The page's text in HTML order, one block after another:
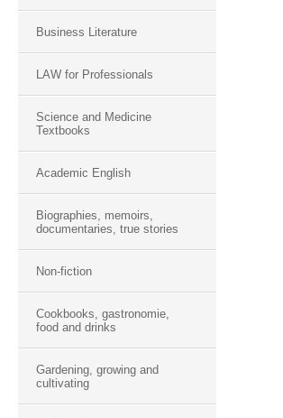
Business Literature
LAW for Professionals
Science and Medicine
Textbooks
Academic English
Biographies, memoirs,
documentaries, true stories
Non-fiction
Cookbooks, gastronomie,
food and drinks
Gardening, growing and
cultivating